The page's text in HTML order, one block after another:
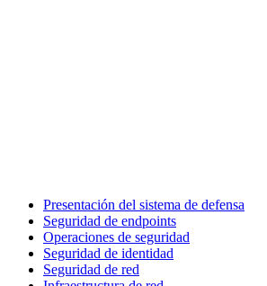
Presentación del sistema de defensa
Seguridad de endpoints
Operaciones de seguridad
Seguridad de identidad
Seguridad de red